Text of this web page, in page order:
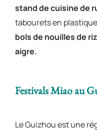
stand de cuisine de
tabourets en
bols de nouilles de
aigre.
Festivals Miao au
Le Guizhou est une